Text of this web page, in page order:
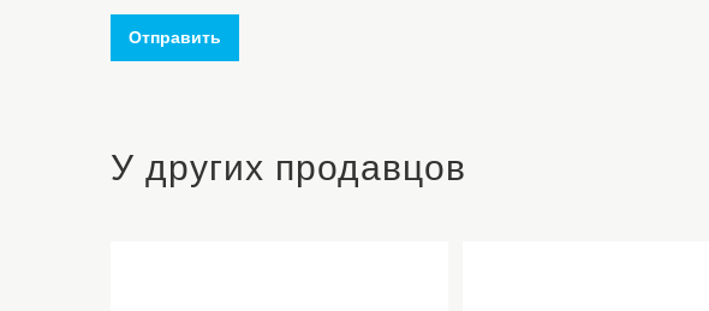
Отправить
У других продавцов